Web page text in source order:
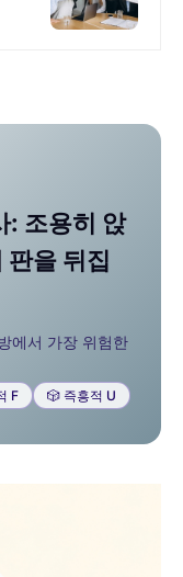
: 조용히 앉
판을 뒤집
에서 가장 위험한
F 🎲 즉흥적 U